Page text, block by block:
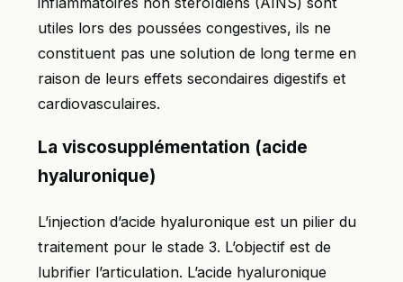
utiles lors des poussées congestives, ils ne
constituent pas une solution de long terme en
raison de leurs effets secondaires digestifs et
cardiovasculaires.
La viscosupplémentation (acide
hyaluronique)
L’injection d’acide hyaluronique est un pilier du
traitement pour le stade 3. L’objectif est de
lubrifier l’articulation. L’acide hyaluronique